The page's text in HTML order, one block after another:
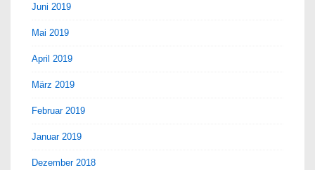
Juni 2019
Mai 2019
April 2019
März 2019
Februar 2019
Januar 2019
Dezember 2018